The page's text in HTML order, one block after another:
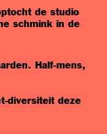
de studio
schmink in de
Half-mens,
diversiteit deze